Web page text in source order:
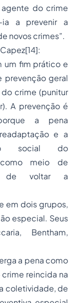
do crime
ia a prevenir a
novos crimes”.
[14]:
um fim prático e
prevenção geral
crime (punitur
A prevenção é
a pena
e a
social do
meio de
de voltar a
em dois grupos,
especial. Seus
Bentham,
a pena como
reincida na
coletividade, de